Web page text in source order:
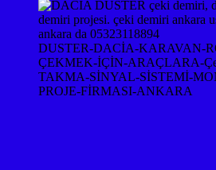
DUSTER-DACİA-KARAVAN-
ÇEKMEK-İÇİN-ARAÇLARA-
TAKMA-SİNYAL-SİSTEMİ-
PROJE-FİRMASI-ANKARA